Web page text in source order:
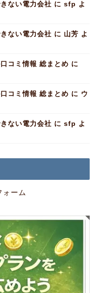
ない電力会社 に sfp よ
ない電力会社 に 山芳 よ
コミ情報 総まとめ に
コミ情報 総まとめ に ウ
ない電力会社 に sfp よ
ォーム